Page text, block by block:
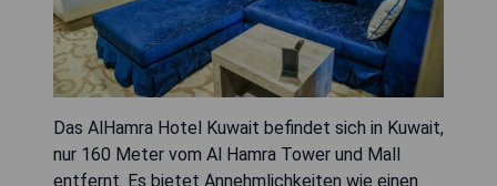
Das AlHamra Hotel Kuwait befindet sich in Kuwait,
nur 160 Meter vom Al Hamra Tower und Mall
entfernt. Es bietet Annehmlichkeiten wie einen